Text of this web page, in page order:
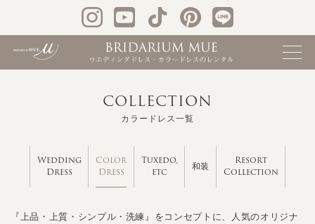
COLLECTION
カラードレス一覧
Wedding
Dress
Color
Dress
Tuxedo,
etc
和装
Resort
Collection
『上品・上質・シンプル・洗練』をコンセプトに、人気のオリジナ